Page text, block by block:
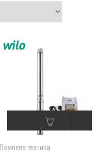
Помпена техника